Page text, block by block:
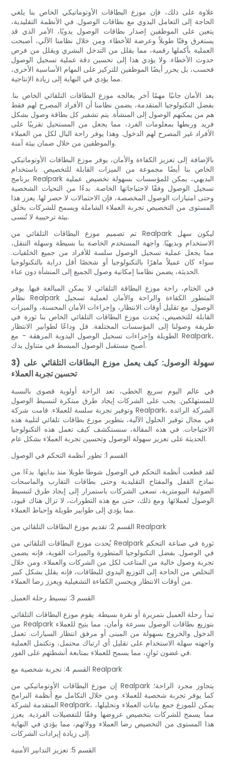
علاوة على ذلك، فإن موزع البطاقات الأوتوماتيكي الخاص بنا يلغي
الحاجة إلى التعامل اليدوي مع بطاقات الوصول. في الأنظمة التقليدية،
يتعين على الموظفين إصدار بطاقات الوصول يدويًا، الأمر الذي قد
يستغرق وقتًا طويلاً وعرضة للأخطاء. ومن خلال نظامنا الآلي، أصبحت
العملية بأكملها رقمية، مما يقلل من التدخل البشري ويقلل من فرص
حدوث الأخطاء. ولا يؤدي هذا إلى تحسين دقة عملية تسجيل الوصول
فحسب، بل يحرر أيضًا الموظفين للتركيز على المهام الأساسية الأخرى،
مما يؤدي في النهاية إلى زيادة الإنتاجية.
يعد الأمان جانبًا مهمًا آخر يعالجه موزع البطاقات التلقائي الخاص بنا.
بفضل التكنولوجيا المتقدمة، يضمن نظامنا أن الأفراد المصرح لهم فقط
هم من يمكنهم الوصول إلى المنشأة. يتم تشفير كل بطاقة وصول بشكل
فريد وربطها بمعلومات الفرد، مما يجعل من المستحيل تقريبًا على
الأفراد غير المصرح لهم الدخول. وهذا يوفر راحة البال لكل من العملاء
والموظفين من خلال ضمان بيئة آمنة.
بالإضافة إلى تعزيز الكفاءة والأمان، يوفر موزع البطاقات الأوتوماتيكي
الخاص بنا أيضًا مجموعة من الميزات القابلة للتخصيص. باستخدام
برنامج Realpark البديهي، يمكن للمؤسسات بسهولة تخصيص عملية
تسجيل الوصول وفقًا لاحتياجاتها الخاصة. بدءًا من التحيات الشخصية
وحتى امتيازات الوصول المخصصة، فإن الاحتمالات لا حصر لها. يعزز هذا
المستوى من التخصيص تجربة العملاء الشاملة ويسمح للشركات بخلق
بيئة ترحيبية لا تُنسى.
تم تصميم موزع البطاقات التلقائي من Realpark ليكون سهل
الاستخدام وبديهيًا. واجهة المستخدم الخاصة بنا بسيطة وسهلة التنقل،
مما يجعل عملية تسجيل الوصول سلسة للأفراد من جميع الخلفيات.
سواء كان عميلاً ماهرًا بالتكنولوجيا أو شخصًا أقل دراية بالتكنولوجيا
الحديثة، يضمن نظامنا إمكانية وصول الجميع إلى المنشأة دون عناء.
في الختام، راحة موزع البطاقة التلقائي لا يمكن المبالغة فيها. يوفر
نظام Realpark المتطور الكفاءة والراحة والأمان لعملية تسجيل
الوصول. مع تقليل أوقات الانتظار، وإجراءات الأمان المحسنة، والميزات
القابلة للتخصيص، يُحدث موزع البطاقات التلقائي الخاص بنا ثورة في
طريقة وصولنا إلى المؤسسات المختلفة. قل وداعًا لطوابير الانتظار
الطويلة وإجراءات تسجيل الوصول اليدوية المرهقة - مع Realpark،
أصبح مستقبل الوصول المبسط في متناول يدك.
3) سهولة الوصول: كيف يعمل موزع البطاقات التلقائي على
تحسين تجربة العملاء
في عالم اليوم سريع الخطى، تعد الراحة أولوية قصوى بالنسبة
للمستهلكين. يجب على الشركات إيجاد طرق مبتكرة لتبسيط الوصول
وتوفير تجربة سلسة للعملاء. قامت شركة Realpark، الشركة الرائدة
في مجال توفير الحلول الآلية، بتطوير موزع بطاقات تلقائي لتلبية هذه
الاحتياجات. في هذه المقالة، سنستكشف كيف تعمل هذه التكنولوجيا
الحديثة على تعزيز سهولة الوصول وتحسين تجربة العملاء بشكل عام.
القسم 1: تطور أنظمة التحكم في الوصول
لقد قطعت أنظمة التحكم في الوصول شوطا طويلا منذ بدايتها. بدءًا من
نماذج القفل والمفتاح التقليدية وحتى بطاقات التقارب والماسحات
الضوئية البيومترية، تسعى الشركات باستمرار إلى إيجاد طرق لتبسيط
الوصول لعملائها. ومع ذلك، حتى مع هذه التطورات، لا تزال هناك قيود،
مما يؤدي إلى طوابير طويلة وإحباط العملاء.
القسم 2: تقديم موزع البطاقات التلقائي من Realpark
يُحدث موزع البطاقات التلقائي من Realpark ثورة في صناعة التحكم
في الوصول. بفضل التكنولوجيا المتطورة والميزات القوية، فإنه يضمن
تجربة وصول خالية من المتاعب لكل من الشركات والعملاء. ومن خلال
التخلص من الحاجة إلى التوزيع اليدوي للبطاقات، فإنه يقلل بشكل كبير
من أوقات الانتظار ويحسن الكفاءة التشغيلية ويعزز رضا العملاء.
القسم 3: تبسيط رحلة العميل
تبدأ رحلة العميل بتمريرة أو نقرة بسيطة. يقوم موزع البطاقات التلقائي
من Realpark بتوزيع بطاقات الوصول بسرعة وأمان، مما يتيح للعملاء
الدخول والخروج بسهولة من المبنى أو مرفق انتظار السيارات. تعمل
واجهته سهلة الاستخدام على تقليل أي ارتباك محتمل، وتكتمل العملية
في غضون ثوانٍ، مما يسمح للعملاء بمتابعة أنشطتهم على الفور.
القسم 4: تجربة شخصية مع Realpark
إن موزع البطاقات الأوتوماتيكي من Realpark يتجاوز مجرد الراحة؛
كما يوفر تجربة شخصية للعملاء. ومن خلال التكامل مع أنظمة البرامج
المتقدمة لشركة Realpark، يمكن للموزع جمع بيانات العملاء وتحليلها،
مما يسمح للشركات بتخصيص عروضها وفقًا للتفضيلات الفردية. يعزز
هذا المستوى من التخصيص رضا العملاء وولائهم، مما يؤدي في النهاية
إلى زيادة إيرادات الشركات.
القسم 5: تعزيز التدابير الأمنية